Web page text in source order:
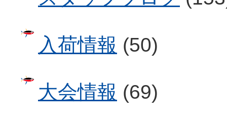
入荷情報 (50)
大会情報 (69)